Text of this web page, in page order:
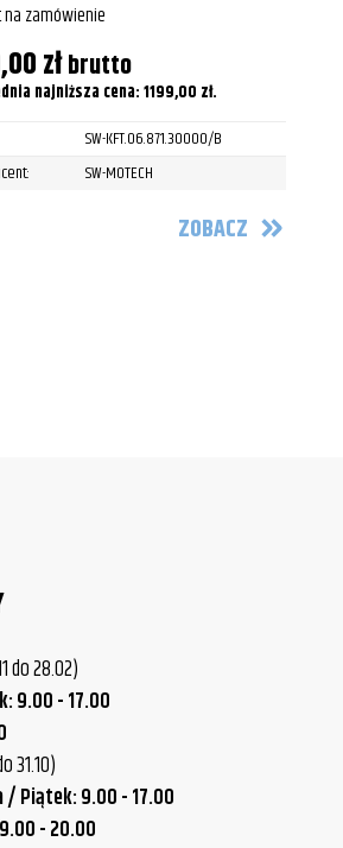
na zamówienie
złbrutto
najniższa cena:1199,00 zł.
SW-KFT.06.871.30000/B
SW-MOTECH
ZOBACZ
do 28.02)
9.00 - 17.00
31.10)
/ Piątek: 9.00 - 17.00
- 20.00